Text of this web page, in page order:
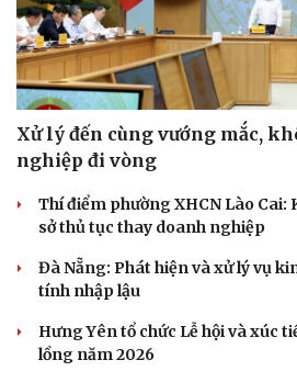
Sức khỏe
Cây thuốc
Sản phụ khoa
Nam khoa
Làm đẹp - giảm cân
Blog
Xử lý đến cùng vướng mắc,
nghiệp đi vòng
Thí điểm phường XHCN Lào Cai:
sở thủ tục thay doanh nghiệp
Đà Nẵng: Phát hiện và xử lý vụ
tính nhập lậu
Hưng Yên tổ chức Lễ hội và xúc
lồng năm 2026